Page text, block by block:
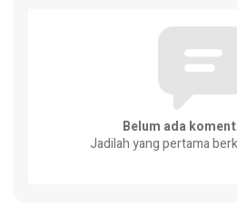
Belum ada
Jadilah yang pertama